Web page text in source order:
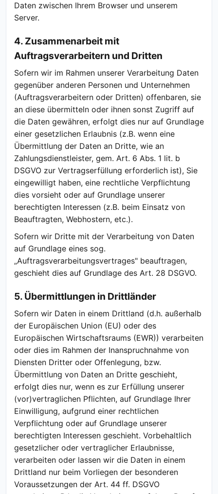
Daten zwischen Ihrem Browser und unserem
Server.
4. Zusammenarbeit mit
Auftragsverarbeitern und Dritten
Sofern wir im Rahmen unserer Verarbeitung Daten
gegenüber anderen Personen und Unternehmen
(Auftragsverarbeitern oder Dritten) offenbaren, sie
an diese übermitteln oder ihnen sonst Zugriff auf
die Daten gewähren, erfolgt dies nur auf Grundlage
einer gesetzlichen Erlaubnis (z.B. wenn eine
Übermittlung der Daten an Dritte, wie an
Zahlungsdienstleister, gem. Art. 6 Abs. 1 lit. b
DSGVO zur Vertragserfüllung erforderlich ist), Sie
eingewilligt haben, eine rechtliche Verpflichtung
dies vorsieht oder auf Grundlage unserer
berechtigten Interessen (z.B. beim Einsatz von
Beauftragten, Webhostern, etc.).
Sofern wir Dritte mit der Verarbeitung von Daten
auf Grundlage eines sog.
„Auftragsverarbeitungsvertrages" beauftragen,
geschieht dies auf Grundlage des Art. 28 DSGVO.
5. Übermittlungen in Drittländer
Sofern wir Daten in einem Drittland (d.h. außerhalb
der Europäischen Union (EU) oder des
Europäischen Wirtschaftsraums (EWR)) verarbeiten
oder dies im Rahmen der Inanspruchnahme von
Diensten Dritter oder Offenlegung, bzw.
Übermittlung von Daten an Dritte geschieht,
erfolgt dies nur, wenn es zur Erfüllung unserer
(vor)vertraglichen Pflichten, auf Grundlage Ihrer
Einwilligung, aufgrund einer rechtlichen
Verpflichtung oder auf Grundlage unserer
berechtigten Interessen geschieht. Vorbehaltlich
gesetzlicher oder vertraglicher Erlaubnisse,
verarbeiten oder lassen wir die Daten in einem
Drittland nur beim Vorliegen der besonderen
Voraussetzungen der Art. 44 ff. DSGVO